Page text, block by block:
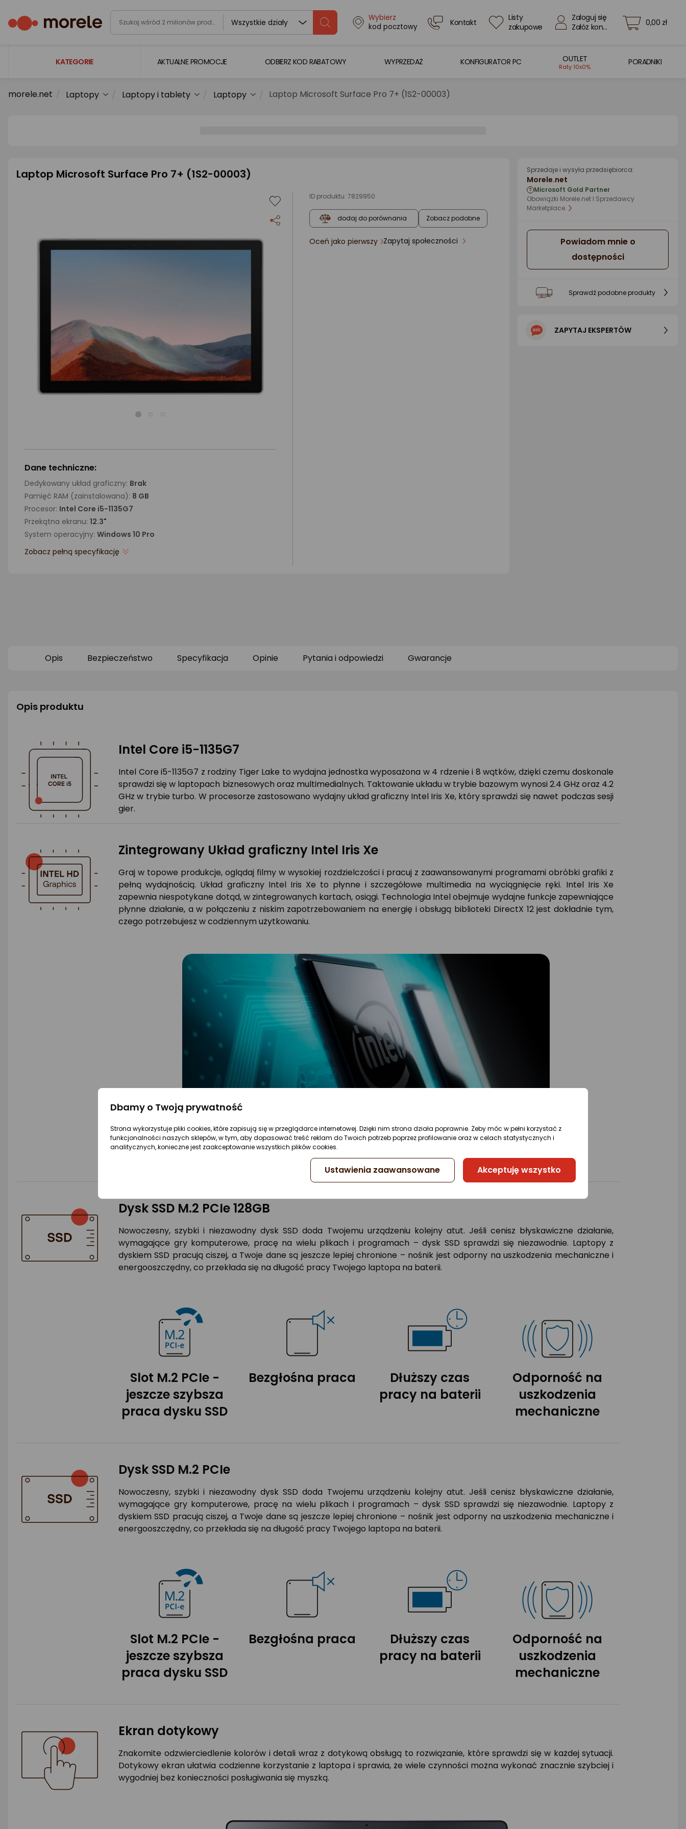
Wszystkie działy
Wybierz
kod pocztowy
Kontakt
Listy
zakupowe
Zaloguj się
Załóż konto
0,00 zł
KATEGORIE
Laptopy
Smartfony i smartwatche
Zabawki i dziecko
Supermarket
Strefa marek
AKTUALNE PROMOCJE ODBIERZ KOD RABATOWY WYPRZEDAŻ KONFIGURATOR PC OUTLET
Raty 10x0%
PORADNIKI
morele.net Laptopy Laptopy i tablety Laptopy Laptop Microsoft Surface Pro 7+ (1S2-00003)
Laptop Microsoft Surface Pro 7+ (1S2-00003)
ID produktu: 7829950
dodaj do porównania Zobacz podobne
ocena
Oceń jako pierwszy Zapytaj społeczności
Dane techniczne:
Dedykowany układ graficzny: Brak
Pamięć RAM (zainstalowana): 8 GB
Procesor: Intel Core i5-1135G7
Przekątna ekranu: 12.3"
System operacyjny: Windows 10 Pro
Zobacz pełną specyfikację
Sprzedaje i wysyła przedsiębiorca:
Morele.net
Microsoft Gold Partner
Obowiązki Morele.net I Sprzedawcy
Marketplace.
Powiadom mnie o
dostępności
Sprawdź podobne produkty
ZAPYTAJ EKSPERTÓW
Opis Bezpieczeństwo Specyfikacja Opinie Pytania i odpowiedzi Gwarancje
Opis produktu
Intel Core i5-1135G7
Intel Core i5-1135G7 z rodziny Tiger Lake to wydajna jednostka wyposażona w 4 rdzenie i 8 wątków, dzięki czemu doskonale
sprawdzi się w laptopach biznesowych oraz multimedialnych. Taktowanie układu w trybie bazowym wynosi 2.4 GHz oraz 4.2
GHz w trybie turbo. W procesorze zastosowano wydajny układ graficzny Intel Iris Xe, który sprawdzi się nawet podczas sesji
gier.
Zintegrowany Układ graficzny Intel Iris Xe
Graj w topowe produkcje, oglądaj filmy w wysokiej rozdzielczości i pracuj z zaawansowanymi programami obróbki grafiki z
pełną wydajnością. Układ graficzny Intel Iris Xe to płynne i szczegółowe multimedia na wyciągnięcie ręki. Intel Iris Xe
zapewnia niespotykane dotąd, w zintegrowanych kartach, osiągi. Technologia Intel obejmuje wydajne funkcje zapewniające
płynne działanie, a w połączeniu z niskim zapotrzebowaniem na energię i obsługą biblioteki DirectX 12 jest dokładnie tym,
czego potrzebujesz w codziennym użytkowaniu.
Dysk SSD M.2 PCIe 128GB
Nowoczesny, szybki i niezawodny dysk SSD doda Twojemu urządzeniu kolejny atut. Jeśli cenisz błyskawiczne działanie,
wymagające gry komputerowe, pracę na wielu plikach i programach – dysk SSD sprawdzi się niezawodnie. Laptopy z
dyskiem SSD pracują ciszej, a Twoje dane są jeszcze lepiej chronione – nośnik jest odporny na uszkodzenia mechaniczne i
energooszczędny, co przekłada się na długość pracy Twojego laptopa na baterii.
Slot M.2 PCIe -
jeszcze szybsza
praca dysku SSD
Bezgłośna praca
Dłuższy czas
pracy na baterii
Odporność na
uszkodzenia
mechaniczne
Dysk SSD M.2 PCIe
Nowoczesny, szybki i niezawodny dysk SSD doda Twojemu urządzeniu kolejny atut. Jeśli cenisz błyskawiczne działanie,
wymagające gry komputerowe, pracę na wielu plikach i programach – dysk SSD sprawdzi się niezawodnie. Laptopy z
dyskiem SSD pracują ciszej, a Twoje dane są jeszcze lepiej chronione – nośnik jest odporny na uszkodzenia mechaniczne i
energooszczędny, co przekłada się na długość pracy Twojego laptopa na baterii.
Slot M.2 PCIe -
jeszcze szybsza
praca dysku SSD
Bezgłośna praca
Dłuższy czas
pracy na baterii
Odporność na
uszkodzenia
mechaniczne
Ekran dotykowy
Znakomite odzwierciedlenie kolorów i detali wraz z dotykową obsługą to rozwiązanie, które sprawdzi się w każdej sytuacji.
Dotykowy ekran ułatwia codzienne korzystanie z laptopa i sprawia, że wiele czynności można wykonać znacznie szybciej i
wygodniej bez konieczności posługiwania się myszką.
Dbamy o Twoją prywatność
Strona wykorzystuje pliki cookies, które zapisują się w przeglądarce internetowej. Dzięki nim strona działa poprawnie. Żeby móc w pełni korzystać z
funkcjonalności naszych sklepów, w tym, aby dopasować treść reklam do Twoich potrzeb poprzez profilowanie oraz w celach statystycznych i
analitycznych, konieczne jest zaakceptowanie wszystkich plików cookies.
Ustawienia zaawansowane Akceptuję wszystko